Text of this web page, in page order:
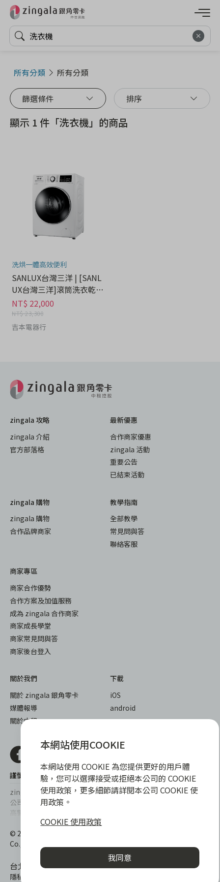
所有分類 所有分類
篩選條件 排序
顯示 1 件「洗衣機」的商品
洗烘一體高效便利
SANLUX台灣三洋 | [SANL
UX台灣三洋]滾筒洗衣乾衣
機 AWD-1390HA - 家電分
期
NT$ 22,000
NT$ 23,300
吉本電器行
zingala 攻略
zingala 介紹
官方部落格
最新優惠
合作商家優惠
zingala 活動
重要公告
已結束活動
zingala 購物
zingala 購物
合作品牌商家
教學指南
全部教學
常見問與答
聯絡客服
商家專區
商家合作優勢
合作方案及加值服務
成為 zingala 合作商家
商家成長學堂
商家常見問與答
商家後台登入
關於我們
關於 zingala 銀角零卡
媒體報導
關於中租
下載
iOS
android
謹慎衡量自身財務狀況，理性理財最安心
zingala銀角零卡/仲信資融沒有代辦公司及代辦業務，也未與代辦
公司合作，更不會要求您提供實體銀行提款卡或實體信用卡，請提
高警覺，勿受騙上當！
提醒您，消費前請審慎評估財務狀況，理性理財最安心。總費用年
百分率區間為0%~15.9%，實際費用率，仍以各合作商家提供之商
品或服務為準，且每一案件實際之年百分率仍視其個別產品及分期
往來條件而有所不同，總費用年百分率不等於分期費用率。
© 2022 仲信資融股份有限公司 Chailease Consumer Finance
Co., Ltd. All Rights Reserved.
台北市內湖區內湖路一段392號6F
隱私權保護政策
本網站使用COOKIE
本網站使用 COOKIE 為您提供更好的用戶體
驗，您可以選擇接受或拒絕本公司的 COOKIE
使用政策，更多細節請詳閱本公司 COOKIE 使
用政策。
COOKIE 使用政策
我同意